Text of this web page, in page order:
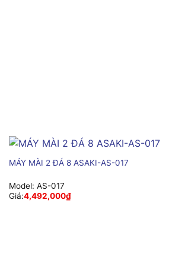
MÁY MÀI 2 ĐÁ 8 ASAKI-AS-017
Model: AS-017
Giá:4,492,000₫